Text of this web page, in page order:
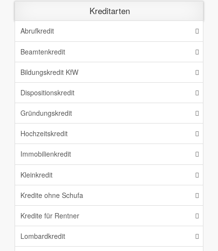
Kreditarten
Abrufkredit
Beamtenkredit
Bildungskredit KfW
Dispositionskredit
Gründungskredit
Hochzeitskredit
Immobilienkredit
Kleinkredit
Kredite ohne Schufa
Kredite für Rentner
Lombardkredit